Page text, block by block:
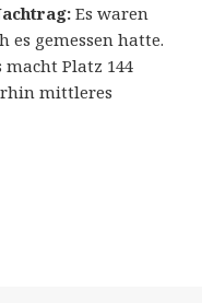
Es waren
es gemessen hatte.
macht Platz 144
mittleres